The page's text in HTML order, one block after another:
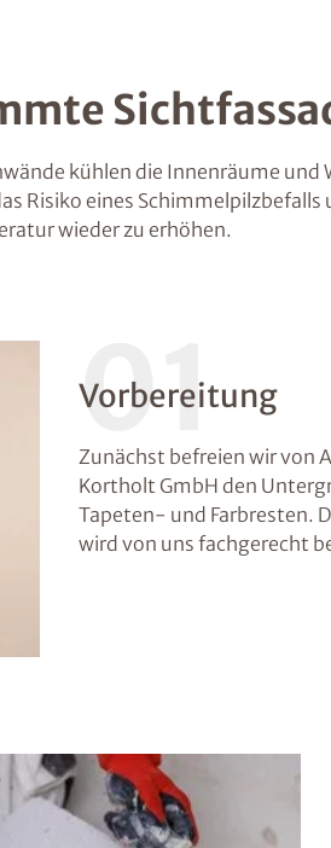
kühlen die Innenräume und
Risiko eines
wieder zu erhöhen.
01
Vorbereitung
Zunächst befreien wir von
Kortholt GmbH den
Tapeten- und Farbresten.
wird von uns fachgerecht